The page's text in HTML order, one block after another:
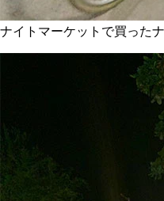
ナイトマーケットで買った